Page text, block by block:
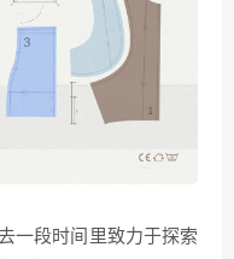
一段时间里致力于探索